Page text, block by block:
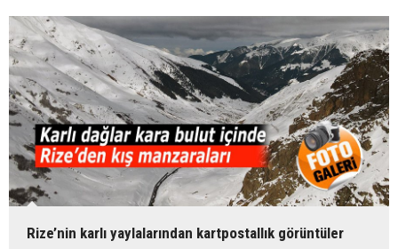
Rize’nin karlı yaylalarından kartpostallık görüntüler